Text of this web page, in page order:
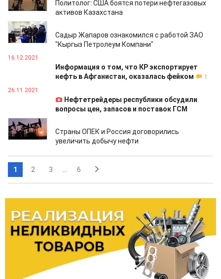
Политолог: США боятся потери нефтегазовых
активов Казахстана
19.12.2021
Садыр Жапаров ознакомился с работой ЗАО
"Кыргыз Петролеум Компани"
16.12.2021
Информация о том, что КР экспортирует
нефть в Афганистан, оказалась фейком
1
26.11.2021
Нефтетрейдеры республики обсудили
вопросы цен, запасов и поставок ГСМ
19.07.2021
Страны ОПЕК и Россия договорились
увеличить добычу нефти
1 2 3 6